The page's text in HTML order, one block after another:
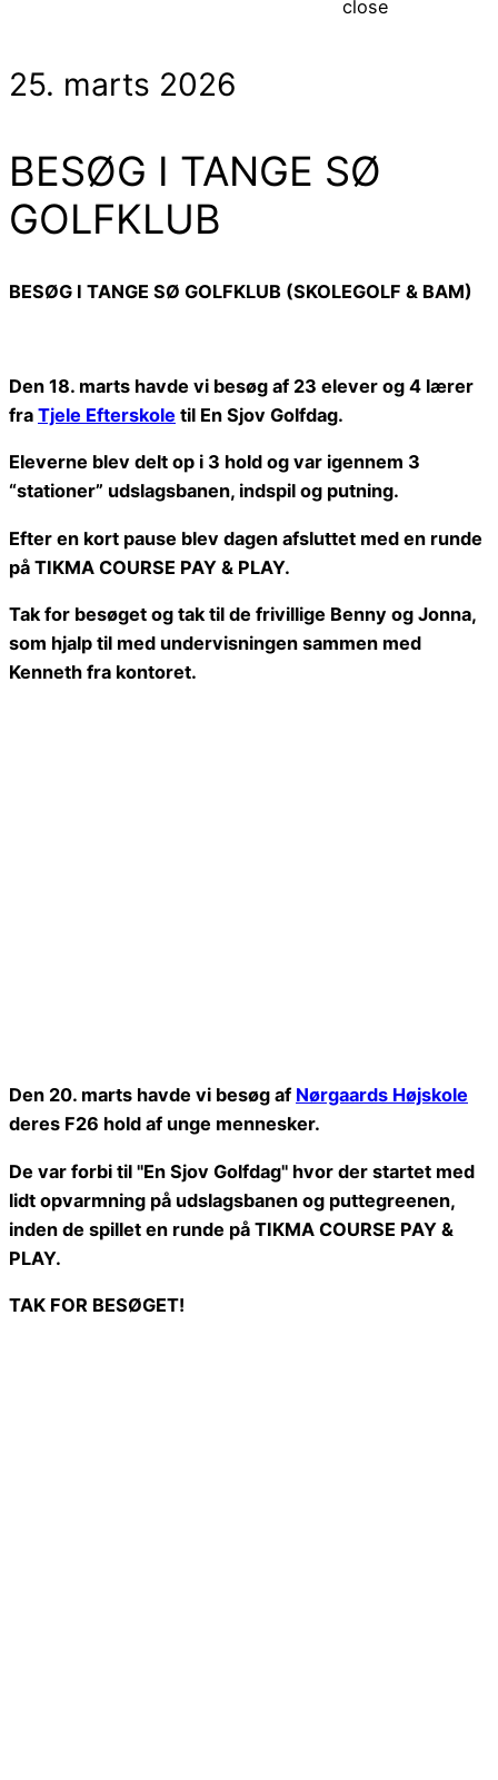
close
25. marts 2026
BESØG I TANGE SØ
GOLFKLUB
BESØG I TANGE SØ GOLFKLUB (SKOLEGOLF & BAM)
Den 18. marts havde vi besøg af 23 elever og 4 lærer
fra Tjele Efterskole til En Sjov Golfdag.
Eleverne blev delt op i 3 hold og var igennem 3
“stationer” udslagsbanen, indspil og putning.
Efter en kort pause blev dagen afsluttet med en runde
på TIKMA COURSE PAY & PLAY.
Tak for besøget og tak til de frivillige Benny og Jonna,
som hjalp til med undervisningen sammen med
Kenneth fra kontoret.
Den 20. marts havde vi besøg af Nørgaards Højskole
deres F26 hold af unge mennesker.
De var forbi til "En Sjov Golfdag" hvor der startet med
lidt opvarmning på udslagsbanen og puttegreenen,
inden de spillet en runde på TIKMA COURSE PAY &
PLAY.
TAK FOR BESØGET!